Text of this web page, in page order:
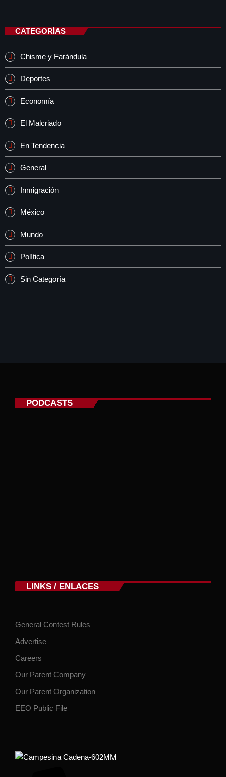
CATEGORÍAS
Chisme y Farándula
Deportes
Economía
El Malcriado
En Tendencia
General
Inmigración
México
Mundo
Política
Sin Categoría
PODCASTS
LINKS / ENLACES
General Contest Rules
Advertise
Careers
Our Parent Company
Our Parent Organization
EEO Public File